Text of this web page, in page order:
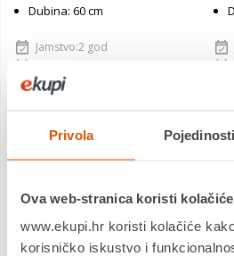
Privola Pojedinosti
Ova web-stranica koristi kolačiće
www.ekupi.hr koristi kolačiće
korisničko iskustvo i
Dubina: 60 cm
Jamstvo:2 god
dana
Dostavljamo već od
Usporedite proizvod